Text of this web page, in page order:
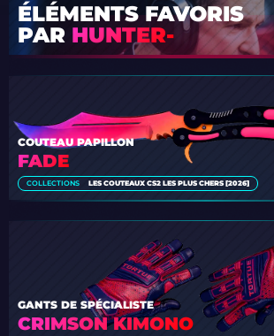
ÉLÉMENTS FAVORIS
PAR HUNTER-
COUTEAU PAPILLON
FADE
COLLECTIONS LES COUTEAUX CS2 LES PLUS CHERS [2026]
GANTS DE SPÉCIALISTE
CRIMSON KIMONO